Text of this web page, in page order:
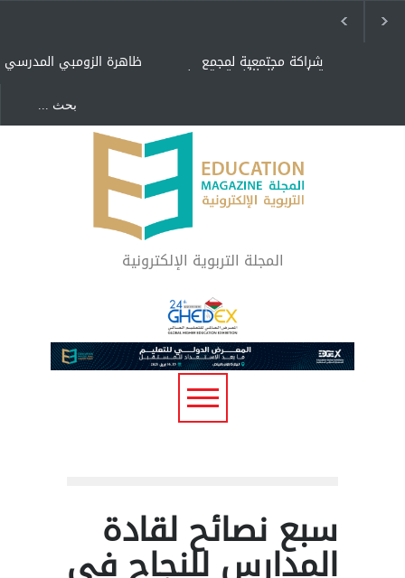
ظاهرة الزومبي المدرسي شراكة مجتمعية لمجمع
تعليمي بالطائف تستهدف
"كنت أنضرب ومافيني إلا
العافية" هل هذا مبرر
لاستمرار أسلوب التربية
المتوارث؟
لماذا تعد برامج توعية الأطفال
بخصوصية الجسد وقاية لا
فضول؟
المجلة التربوية الإلكترونية
سبع نصائح لقادة
المدارس للنجاح في